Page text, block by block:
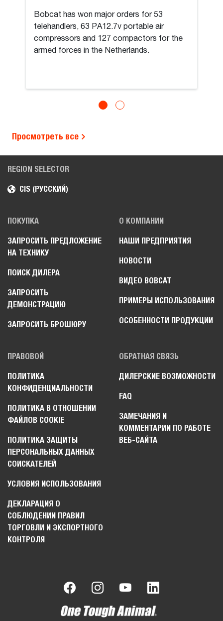
Bobcat has won major orders for 53
telehandlers, 63 PA12.7v portable air
compressors and 127 compactors for the
armed forces in the Netherlands.
Просмотреть все
REGION SELECTOR
CIS (РУССКИЙ)
ПОКУПКА
ЗАПРОСИТЬ ПРЕДЛОЖЕНИЕ
НА ТЕХНИКУ
ПОИСК ДИЛЕРА
ЗАПРОСИТЬ
ДЕМОНСТРАЦИЮ
ЗАПРОСИТЬ БРОШЮРУ
О КОМПАНИИ
НАШИ ПРЕДПРИЯТИЯ
НОВОСТИ
ВИДЕО BOBCAT
ПРИМЕРЫ ИСПОЛЬЗОВАНИЯ
ОСОБЕННОСТИ ПРОДУКЦИИ
ПРАВОВОЙ
ПОЛИТИКА
КОНФИДЕНЦИАЛЬНОСТИ
ПОЛИТИКА В ОТНОШЕНИИ
ФАЙЛОВ COOKIE
ПОЛИТИКА ЗАЩИТЫ
ПЕРСОНАЛЬНЫХ ДАННЫХ
СОИСКАТЕЛЕЙ
УСЛОВИЯ ИСПОЛЬЗОВАНИЯ
ДЕКЛАРАЦИЯ О
СОБЛЮДЕНИИ ПРАВИЛ
ТОРГОВЛИ И ЭКСПОРТНОГО
КОНТРОЛЯ
ОБРАТНАЯ СВЯЗЬ
ДИЛЕРСКИЕ ВОЗМОЖНОСТИ
FAQ
ЗАМЕЧАНИЯ И
КОММЕНТАРИИ ПО РАБОТЕ
ВЕБ-САЙТА